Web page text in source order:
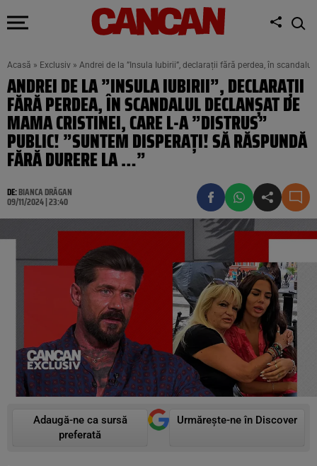
Acasă » Exclusiv » Andrei de la ”Insula Iubirii”, declarații fără perdea, în
ANDREI DE LA ”INSULA IUBIRII”, DECLARAȚII
FĂRĂ PERDEA, ÎN SCANDALUL DECLANȘAT DE
MAMA CRISTINEI, CARE L-A ”DISTRUS”
PUBLIC! ”SUNTEM DISPERAȚI! SĂ RĂSPUNDĂ
FĂRĂ DURERE LA …”
DE:BIANCA DRĂGAN
09/11/2024 | 23:40
Adaugă-ne ca sursă
preferată
Urmărește-ne în Discover